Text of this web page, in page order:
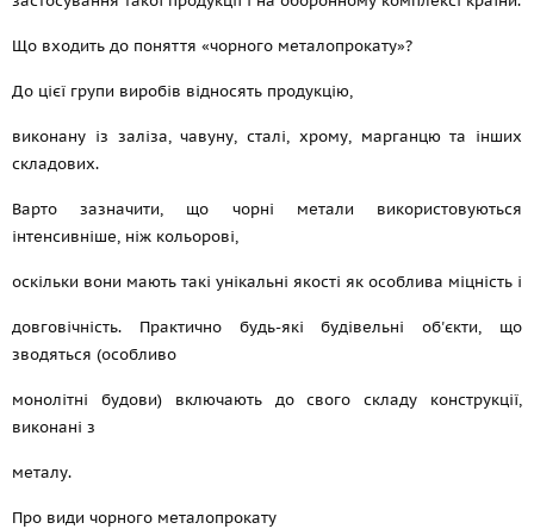
Що входить до поняття «чорного металопрокату»?
До цієї групи виробів відносять продукцію,
виконану із заліза, чавуну, сталі, хрому, марганцю та інших
складових.
Варто зазначити, що чорні метали використовуються
інтенсивніше, ніж кольорові,
оскільки вони мають такі унікальні якості як особлива міцність і
довговічність. Практично будь-які будівельні об'єкти, що
зводяться (особливо
монолітні будови) включають до свого складу конструкції,
виконані з
металу.
Про види чорного металопрокату